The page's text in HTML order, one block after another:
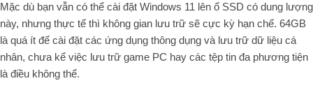
Mặc dù bạn vẫn có thể cài đặt Windows 11 lên ổ SSD có dung lượng
này, nhưng thực tế thì không gian lưu trữ sẽ cực kỳ hạn chế. 64GB
là quá ít để cài đặt các ứng dụng thông dụng và lưu trữ dữ liệu cá
nhân, chưa kể việc lưu trữ game PC hay các tệp tin đa phương tiện
là điều không thể.